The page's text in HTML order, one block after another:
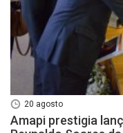
20 agosto
Amapi prestigia